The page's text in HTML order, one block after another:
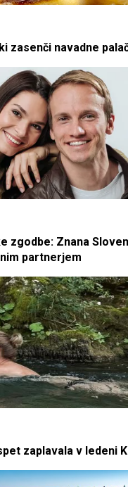
zasenči navadne
zgodbe: Znana
partnerjem
zaplavala v ledeni